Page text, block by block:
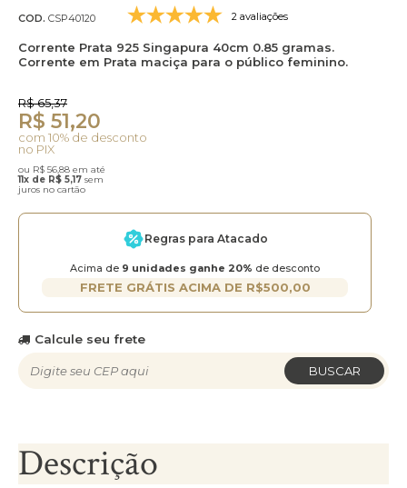
COD. CSP40120 2 avaliações
Corrente Prata 925 Singapura 40cm 0.85 gramas.
Corrente em Prata maciça para o público feminino.
R$ 65,37
R$ 51,20
com 10% de desconto
no PIX
ou R$ 56,88 em até
11x de R$ 5,17 sem
juros no cartão
Regras para Atacado
Acima de 9 unidades ganhe 20% de desconto
FRETE GRÁTIS ACIMA DE R$500,00
Calcule seu frete
BUSCAR
Descrição